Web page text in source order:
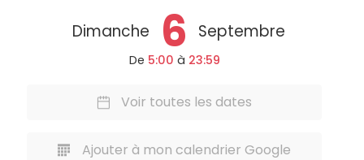
Dimanche 6 Septembre
De 5:00 à 23:59
Voir toutes les dates
Ajouter à mon calendrier Google